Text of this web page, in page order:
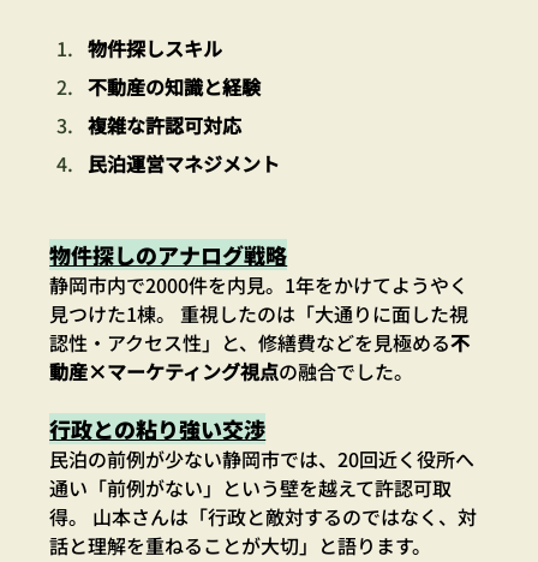
物件探しスキル
不動産の知識と経験
複雑な許認可対応
民泊運営マネジメント
物件探しのアナログ戦略
静岡市内で2000件を内見。1年をかけてようやく
見つけた1棟。 重視したのは「大通りに面した視
認性・アクセス性」と、修繕費などを見極める不
動産×マーケティング視点の融合でした。
行政との粘り強い交渉
民泊の前例が少ない静岡市では、20回近く役所へ
通い「前例がない」という壁を越えて許認可取
得。 山本さんは「行政と敵対するのではなく、対
話と理解を重ねることが大切」と語ります。